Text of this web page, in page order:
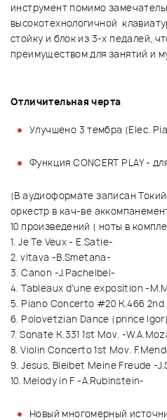
инструмент помимо
высокотехнологичной
стойку и блок из 3-х педалей,
преимуществом для занятий и
Отличительная черта
Улучшено 3 тембра (Elec.
Функция CONCERT PLAY -
(В аудиоформате записан
оркестр в кач-ве
10 произведений ( ноты в
1. Je Te Veux - E.Satie-
2. vltava -B.Smetana-
3. Canon -J.Pachelbel-
4. Tableaux d'une exposition -
5. Piano Concerto #20 K.466
6. Polovetzian Dance (prince
7. Sonate K.331 1st Mov. -
8. Violin Concerto 1st Mov.
9. Jesus, Bleibet Meine Freude -
10. Melody in F -A.Rubinstein-
Новый многомерный